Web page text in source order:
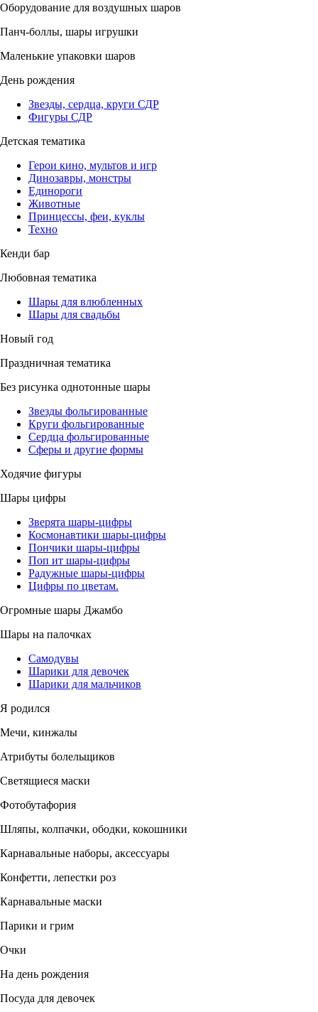
Оборудование для воздушных шаров
Панч-боллы, шары игрушки
Маленькие упаковки шаров
День рождения
Звезды, сердца, круги СДР
Фигуры СДР
Детская тематика
Герои кино, мультов и игр
Динозавры, монстры
Единороги
Животные
Принцессы, феи, куклы
Техно
Кенди бар
Любовная тематика
Шары для влюбленных
Шары для свадьбы
Новый год
Праздничная тематика
Без рисунка однотонные шары
Звезды фольгированные
Круги фольгированные
Сердца фольгированные
Сферы и другие формы
Ходячие фигуры
Шары цифры
Зверята шары-цифры
Космонавтики шары-цифры
Пончики шары-цифры
Поп ит шары-цифры
Радужные шары-цифры
Цифры по цветам.
Огромные шары Джамбо
Шары на палочках
Самодувы
Шарики для девочек
Шарики для мальчиков
Я родился
Мечи, кинжалы
Атрибуты болельщиков
Светящиеся маски
Фотобутафория
Шляпы, колпачки, ободки, кокошники
Карнавальные наборы, аксессуары
Конфетти, лепестки роз
Карнавальные маски
Парики и грим
Очки
На день рождения
Посуда для девочек